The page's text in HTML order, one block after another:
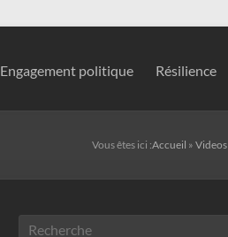
Engagement politique Résilience
Vous êtes ici :Accueil » Videos